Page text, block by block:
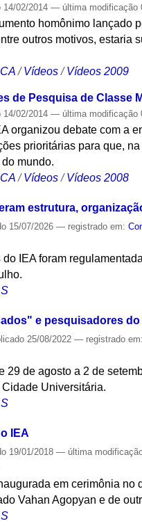
14/02/2014— última modificação
homônimo lançado
outros motivos, estaria
/Vídeos /Vídeos 2009
de Pesquisa de Classe
14/02/2014— última modificação
organizou debate com a
prioritárias para que,
mundo.
/Vídeos /Vídeos 2008
estrutura,
15/07/2026— registrado em:
IEA foram
e pesquisadores
25/08/2022— registrado em:
29 de agosto a 2 de
Universitária.
IEA
19/01/2018— última
em cerimônia
Vahan Agopyan e de